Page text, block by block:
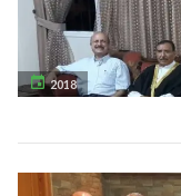
2018
